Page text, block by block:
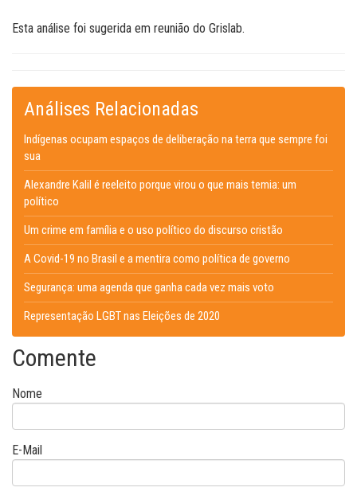
Esta análise foi sugerida em reunião do Grislab.
Análises Relacionadas
Indígenas ocupam espaços de deliberação na terra que sempre foi
sua
Alexandre Kalil é reeleito porque virou o que mais temia: um
político
Um crime em família e o uso político do discurso cristão
A Covid-19 no Brasil e a mentira como política de governo
Segurança: uma agenda que ganha cada vez mais voto
Representação LGBT nas Eleições de 2020
Comente
Nome
E-Mail